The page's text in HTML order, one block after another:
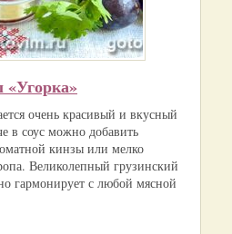
«Угорка»
очень красивый и вкусный
в соус можно добавить
кинзы или мелко
Великолепный грузинский
гармонирует с любой мясной